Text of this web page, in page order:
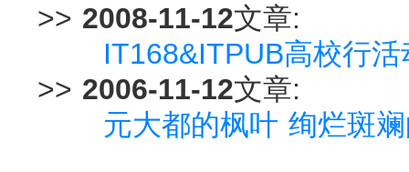
>> 2008-11-12文章:
IT168&ITPUB高校行
>> 2006-11-12文章:
元大都的枫叶 绚烂斑